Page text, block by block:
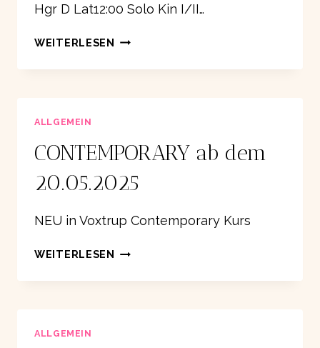
Hgr D Lat12:00 Solo Kin I/II…
WEITERLESEN 11.
STECKENPFERDPOKAL
ALLGEMEIN
CONTEMPORARY ab dem
20.05.2025
NEU in Voxtrup Contemporary Kurs
WEITERLESEN CONTEMPORARY
DEM
ALLGEMEIN